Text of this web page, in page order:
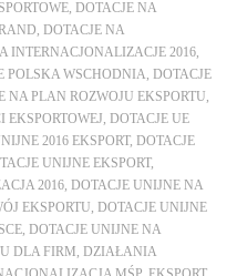
,DOTACJE NA
,DOTACJE NA
INTERNACJONALIZACJE 2016
POLSKA WSCHODNIA ,DOTACJE
NA PLAN ROZWOJU EKSPORTU
EKSPORTOWEJ ,DOTACJE UE
2016 EKSPORT,DOTACJE
UNIJNE EKSPORT,
2016 ,DOTACJE UNIJNE NA
EKSPORTU ,DOTACJE UNIJNE
,DOTACJE UNIJNE NA
DLA FIRM ,DZIAŁANIA